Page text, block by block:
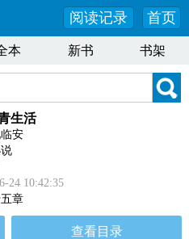
首页
阅读记录
本 新书 书架
生活
安
24 10:42:35
章
查看目录